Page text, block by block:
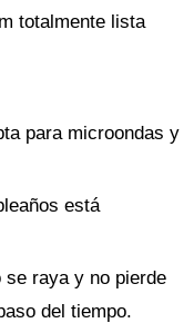
totalmente lista
para microondas y
está
se raya y no pierde
del tiempo.